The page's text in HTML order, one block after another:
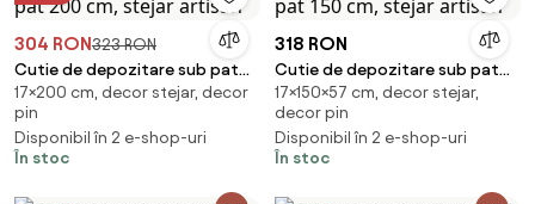
304 RON323 RON
Cutie de depozitare sub pat
200 cm, stejar artisan
17×200 cm, decor stejar, decor
pin
Disponibil în 2 e-shop-uri
În stoc
318 RON
Cutie de depozitare sub pat
150 cm, stejar artisan
17×150×57 cm, decor stejar,
decor pin
Disponibil în 2 e-shop-uri
În stoc